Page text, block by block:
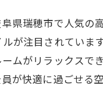
県瑞穂市で人気の
が注目されていま
ムがリラックスで
快適に過ごせる